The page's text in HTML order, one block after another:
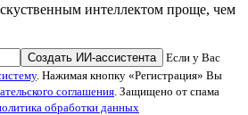
интеллектом проще, чем
Создать ИИ-ассистента
Если у Вас
. Нажимая кнопку «Регистрация» Вы
соглашения . Защищено от спама
обработки данных